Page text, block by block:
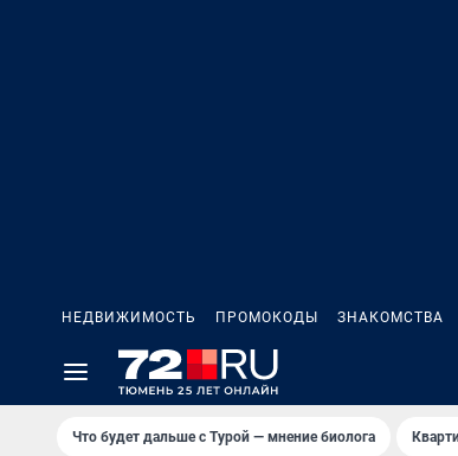
НЕДВИЖИМОСТЬ ПРОМОКОДЫ ЗНАКОМСТВА
Что будет дальше с Турой — мнение биолога